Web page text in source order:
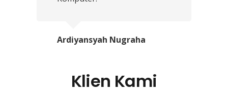
Ardiyansyah Nugraha
Klien Kami